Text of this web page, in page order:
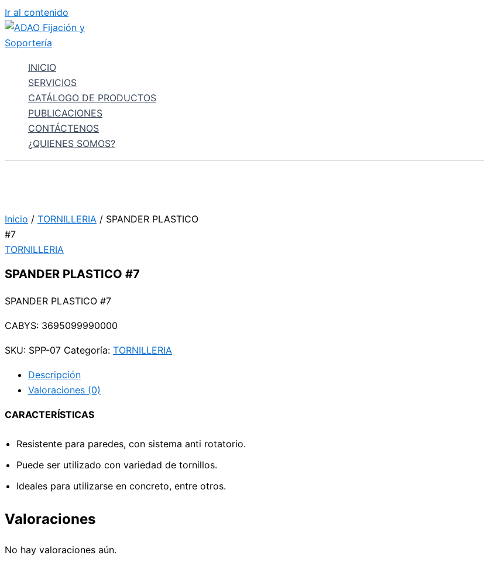
Ir al contenido
INICIO
SERVICIOS
CATÁLOGO DE PRODUCTOS
PUBLICACIONES
CONTÁCTENOS
¿QUIENES SOMOS?
Inicio / TORNILLERIA / SPANDER PLASTICO
#7
TORNILLERIA
SPANDER PLASTICO #7
SPANDER PLASTICO #7
CABYS: 3695099990000
SKU: SPP-07 Categoría: TORNILLERIA
Descripción
Valoraciones (0)
CARACTERÍSTICAS
Resistente para paredes, con sistema anti rotatorio.
Puede ser utilizado con variedad de tornillos.
Ideales para utilizarse en concreto, entre otros.
Valoraciones
No hay valoraciones aún.